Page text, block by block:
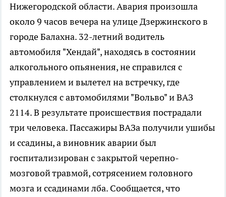
Нижегородской области. Авария произошла
около 9 часов вечера на улице Дзержинского в
городе Балахна. 32-летний водитель
автомобиля "Хендай", находясь в состоянии
алкогольного опьянения, не справился с
управлением и вылетел на встречку, где
столкнулся с автомобилями "Вольво" и ВАЗ
2114. В результате происшествия пострадали
три человека. Пассажиры ВАЗа получили ушибы
и ссадины, а виновник аварии был
госпитализирован с закрытой черепно-
мозговой травмой, сотрясением головного
мозга и ссадинами лба. Сообщается, что